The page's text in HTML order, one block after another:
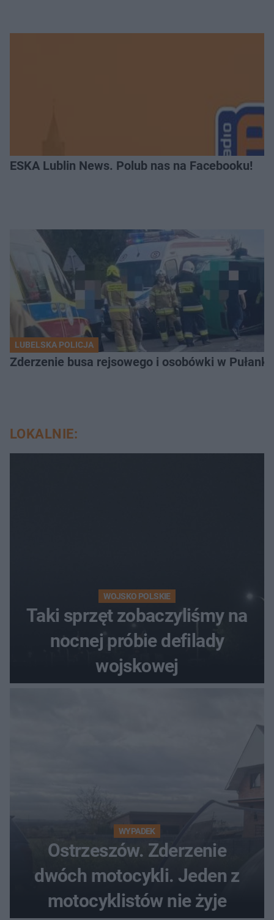
ESKA Lublin News. Polub nas na Facebooku!
LUBELSKA POLICJA
Zderzenie busa rejsowego i osobówki w
LOKALNIE:
WOJSKO POLSKIE
Taki sprzęt zobaczyliśmy na
nocnej próbie defilady
wojskowej
WYPADEK
Ostrzeszów. Zderzenie
dwóch motocykli. Jeden z
motocyklistów nie żyje